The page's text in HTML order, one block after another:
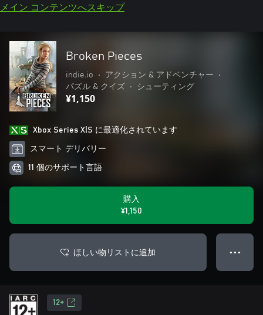
メイン コンテンツへスキップ
Broken Pieces
indie.io • アクション & アドベンチャー
•
パズル & クイズ
• シューティング
¥1,150
Xbox Series X|S に最適化されています
スマート デリバリー
11 個のサポート言語
購入
¥1,150
ほしい物リストに追加 ● ● ●
12+